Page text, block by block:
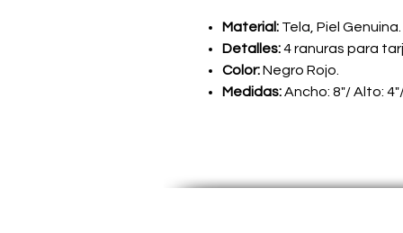
Material: Tela, Piel Genuina.
Detalles:4 ranuras para
Color:Negro Rojo.
Medidas:Ancho: 8"/ Alto: